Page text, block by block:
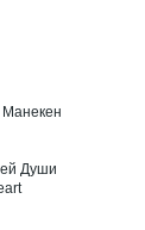
Души